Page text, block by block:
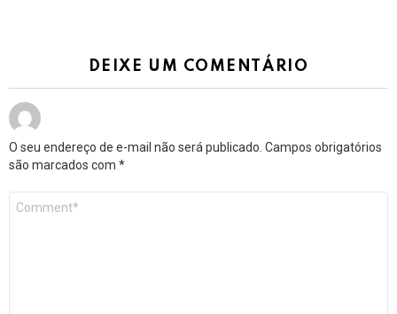
DEIXE UM COMENTÁRIO
O seu endereço de e-mail não será publicado. Campos obrigatórios
são marcados com *